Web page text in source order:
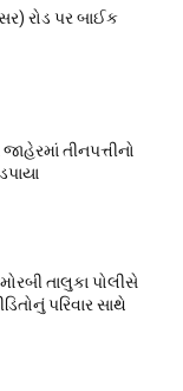
રોડ પર બાઈક
તીનપત્તીનો
તાલુકા પોલીસે
પરિવાર સાથે